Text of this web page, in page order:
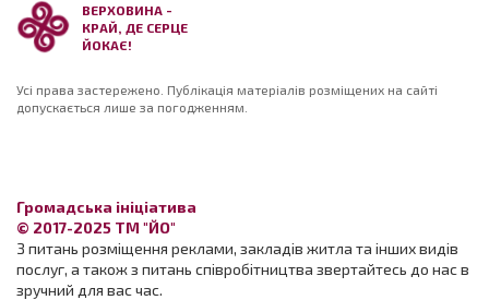
ВЕРХОВИНА -
КРАЙ, ДЕ СЕРЦЕ
ЙОКАЄ!
Усі права застережено. Публікація матеріалів розміщених на сайті
допускається лише за погодженням.
Громадська ініціатива
© 2017-2025 ТМ "ЙО"
З питань розміщення реклами, закладів житла та інших видів
послуг, а також з питань співробітництва звертайтесь до нас в
зручний для вас час.